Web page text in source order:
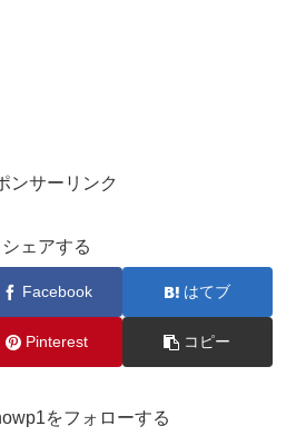
ンサーリンク
シェアする
Facebook はてブ
Pinterest コピー
をフォローする